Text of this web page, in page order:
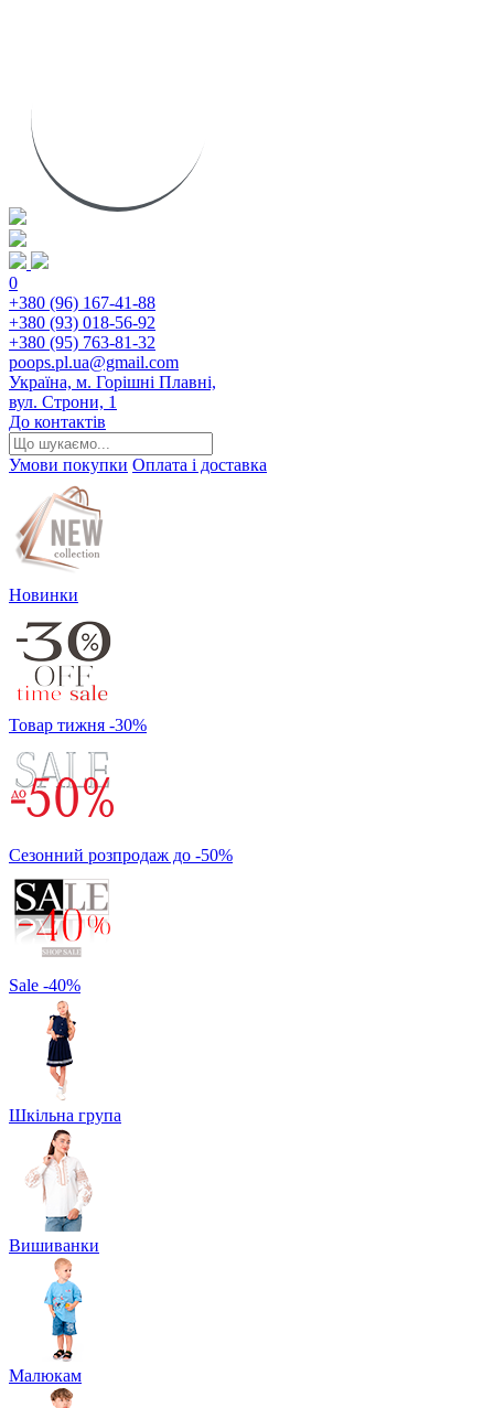
0
+380 (96) 167-41-88
+380 (93) 018-56-92
+380 (95) 763-81-32
poops.pl.ua@gmail.com
Україна, м. Горішні Плавні,
вул. Строни, 1
До контактів
Умови покупки Оплата і доставка
Новинки
Товар тижня -30%
Сезонний розпродаж до -50%
Sale -40%
Шкільна група
Вишиванки
Малюкам